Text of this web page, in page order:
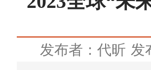
发布者：代昕 发